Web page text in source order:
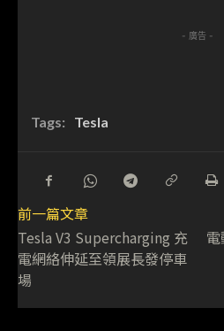
- 廣告 -
Tags: Tesla
前一篇文章
Tesla V3 Supercharging 充
電網絡伸延至領展長發停車
場